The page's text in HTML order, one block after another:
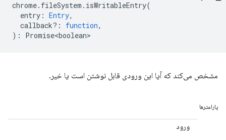
chrome. fileSystem . isWritableEntry(
entry : Entry,
callback? : function,
) : Promise<boolean>
مشخص می‌کند که آیا این ورودی قابل نوشتن است یا خیر.
پارامترها
ورود